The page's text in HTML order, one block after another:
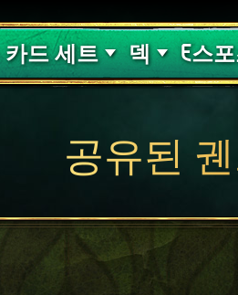
카드 세트
핏빛 저주
덱
덱 가이드
E스
공유된